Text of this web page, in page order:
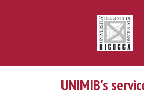
UNIMIB's